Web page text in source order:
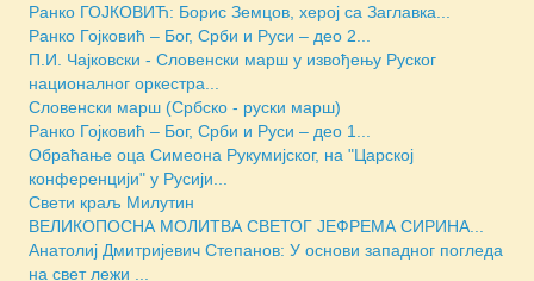
Ранко ГОЈКОВИЋ: Борис Земцов, херој са Заглавка...
Ранко Гојковић – Бог, Срби и Руси – део 2...
П.И. Чајковски - Словенски марш у извођењу Руског
националног оркестра...
Словенски марш (Србско - руски марш)
Ранко Гојковић – Бог, Срби и Руси – део 1...
Обраћање оца Симеона Рукумијског, на "Царској
конференцији" у Русији...
Свети краљ Милутин
ВЕЛИКОПОСНА МОЛИТВА СВЕТОГ ЈЕФРЕМА СИРИНА...
Анатолиј Дмитријевич Степанов: У основи западног погледа
на свет лежи ...